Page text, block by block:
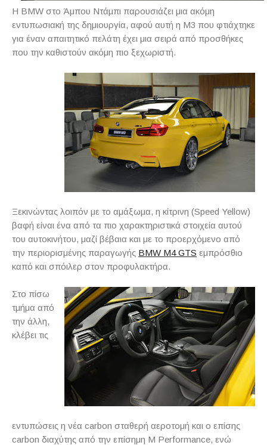
Η BMW στο Άμπου Ντάμπι παρουσιάζει μια ακόμη
εντυπωσιακή της δημιουργία, αφού αυτή η M3 που φτιάχτηκε
για έναν απαιτητικό πελάτη έχει μια σειρά από προσθήκες
που την καθιστούν ακόμη πιο ξεχωριστή.
Ξεκινώντας λοιπόν με το αμάξωμα, η κίτρινη (Speed Yellow)
βαφή είναι ένα από τα πιο χαρακτηριστικά στοιχεία αυτού
του αυτοκινήτου, μαζί βέβαια και με το προερχόμενο από
την περιορισμένης παραγωγής BMW M4 GTS εμπρόσθιο
καπό και σπόιλερ στον προφυλακτήρα.
Στο πίσω
τμήμα από
την άλλη,
κλέβει τις
εντυπώσεις η νέα carbon σταθερή αεροτομή και ο επίσης
carbon διαχύτης από την επίσημη M Performance, ενώ